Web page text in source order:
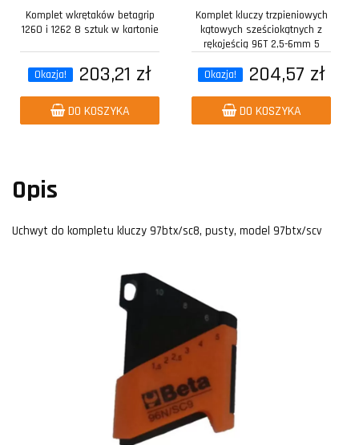
Komplet wkrętaków betagrip
1260 i 1262 8 sztuk w kartonie
Okazja! 203,21 zł
DO KOSZYKA
Komplet kluczy trzpieniowych
kątowych sześciokątnych z
rękojeścią 96T 2,5-6mm 5
Okazja!
204,57 zł
DO KOSZYKA
Opis
Uchwyt do kompletu kluczy 97btx/sc8, pusty, model 97btx/scv